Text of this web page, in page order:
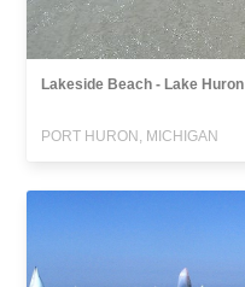
Lakeside Beach - Lake Huron
PORT HURON, MICHIGAN